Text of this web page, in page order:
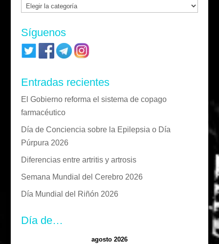
Categorías
Síguenos
Entradas recientes
El Gobierno reforma el sistema de copago
farmacéutico
Día de Conciencia sobre la Epilepsia o Día
Púrpura 2026
Diferencias entre artritis y artrosis
Semana Mundial del Cerebro 2026
Día Mundial del Riñón 2026
Día de…
agosto 2026